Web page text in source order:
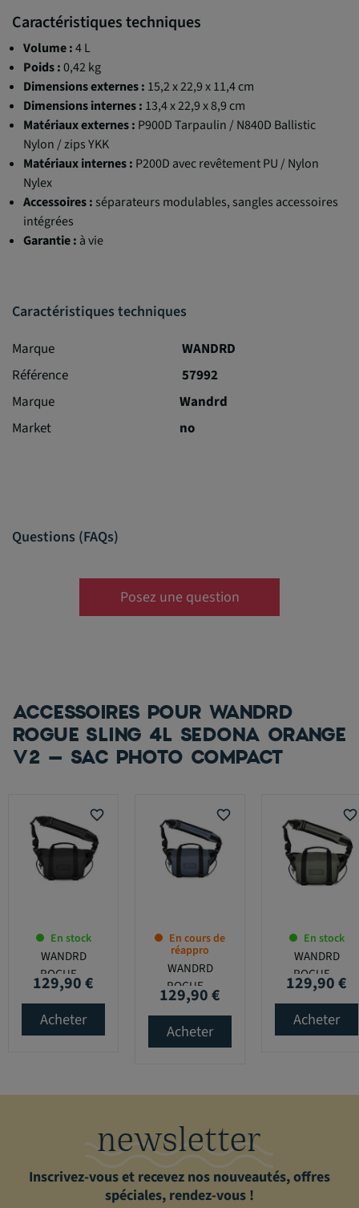
Caractéristiques techniques
Volume :4 L
Poids :0,42 kg
Dimensions externes : 15,2 x 22,9 x 11,4 cm
Dimensions internes : 13,4 x 22,9 x 8,9 cm
Matériaux externes : P900D Tarpaulin / N840D Ballistic
Nylon / zips YKK
Matériaux internes : P200D avec revêtement PU / Nylon
Nylex
Accessoires : séparateurs modulables, sangles accessoires
intégrées
Garantie : à vie
Caractéristiques techniques
Marque
WANDRD
Référence
57992
Marque
Wandrd
Market
no
Questions (FAQs)
Posez une question
ACCESSOIRES POUR WANDRD
ROGUE SLING 4L SEDONA ORANGE
V2 – SAC PHOTO COMPACT
favorite_border
En stock
WANDRD
ROGUE...
Prix
129,90 €
Acheter
favorite_border
En cours de
réappro
WANDRD
ROGUE...
Prix
129,90 €
Acheter
favorite_border
En stock
WANDRD
ROGUE...
Prix
129,90 €
Acheter
newsletter
Inscrivez-vous et recevez nos nouveautés, offres
spéciales, rendez-vous !